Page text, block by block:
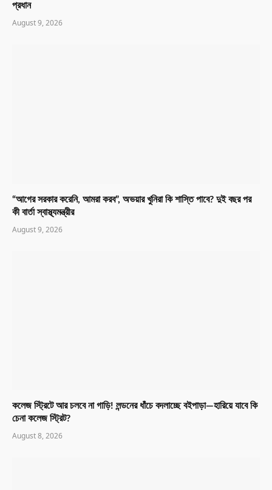
প্রধান
August 9, 2026
“আগের সরকার করেনি, আমরা করব”, অভয়ার খুনিরা কি শাস্তি পাবে? দুই বছর পর
কী বার্তা স্বাস্থ্যমন্ত্রীর
August 9, 2026
কলেজ স্ট্রিটে আর চলবে না গাড়ি! লন্ডনের ধাঁচে বদলাচ্ছে বইপাড়া—হারিয়ে যাবে কি
চেনা কলেজ স্ট্রিট?
August 8, 2026